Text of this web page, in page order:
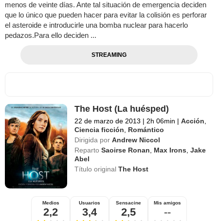
menos de veinte días. Ante tal situación de emergencia deciden
que lo único que pueden hacer para evitar la colisión es perforar
el asteroide e introducirle una bomba nuclear para hacerlo
pedazos.Para ello deciden ...
STREAMING
The Host (La huésped)
22 de marzo de 2013 | 2h 06min | Acción,
Ciencia ficción, Romántico
Dirigida por Andrew Niccol
Reparto Saoirse Ronan, Max Irons,Jake
Abel
Título originalThe Host
Medios
2,2
Usuarios
3,4
Sensacine
2,5
Mis amigos
--